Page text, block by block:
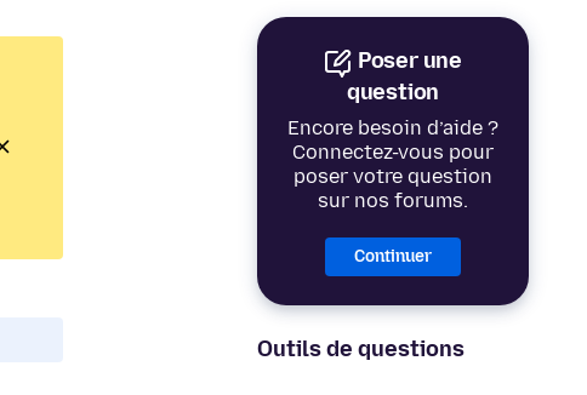
Poser une
question
Encore besoin d’aide ?
Connectez-vous pour
poser votre question
sur nos forums.
Continuer
Outils de questions